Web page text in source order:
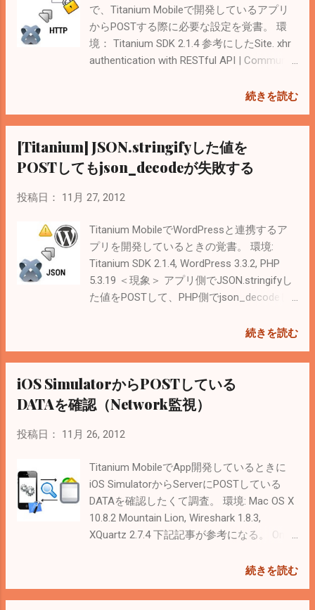
WordPress依存。ここを書き換えれば任意
の場所に出力可能。 if (!function_exists('d'))
{ function d() { ...
で、Titanium Mobileで開発しているアプリ
からPOSTする際に必要な設定を覚書。 環
境： Titanium SDK 2.1.4 参考にしたSite. xhr
authentication with RESTful API | Community
Developer Center Sample Code auth = 'Basic
':' + password);
xhr.setRequestHeader('Authorization', auth);
xhr.send(); < Related Posts > Titanium
Mobileを使ったAndroid, iOS App開発に役立
つLink集 nginxでBasic認証を設定 .htaccess
続きを読む
[Titanium] JSON.stringifyした値を
POSTしてもjson_decodeが失敗する
投稿日： 11月 27, 2012
Titanium MobileでWordPressと連携するア
プリを開発しているときの覚書。 環境:
Titanium SDK 2.1.4, WordPress 3.3.2, PHP
5.3.19 ＜現象＞ アプリ側でJSON.stringifyし
た値をPOSTして、PHP側でjson_decodeし
ブルクォーテーションがエスケープされて
」はOFFになっているし、アプリ側でPOST
したDATAはエスケープされていない。
Networkを監視して、POSTする値を確認す
る方法は 前の記事 を参考に。 確認用のPHP
で試してみると wp-load.phpに対してPOST
うがないので、json_decodeする前に
stripslashes すれば問題なさそう。
WordPressの場合、「 stripslashes_deep 」
という関数もある。 < Related Posts > iOS
SimulatorからPOSTしているDATAを確認
Android, iOS App開発に役立つLink集
バーとjson通信する 【PHP】json_decode,
続きを読む
iOS SimulatorからPOSTしている
DATAを確認（Network監視）
投稿日： 11月 26, 2012
Titanium MobileでApp開発しているときに
iOS SimulatorからServerにPOSTしている
DATAを確認したくて調査。 環境: Mac OS X
10.8.2 Mountain Lion, Wireshark 1.8.3,
XQuartz 2.7.4 下記記事が参考になる。 On
Developers - Google Data APIs | Google
で監視出来る。 $ tcpdump -A -s 0 -i en0 dst
続きを読む